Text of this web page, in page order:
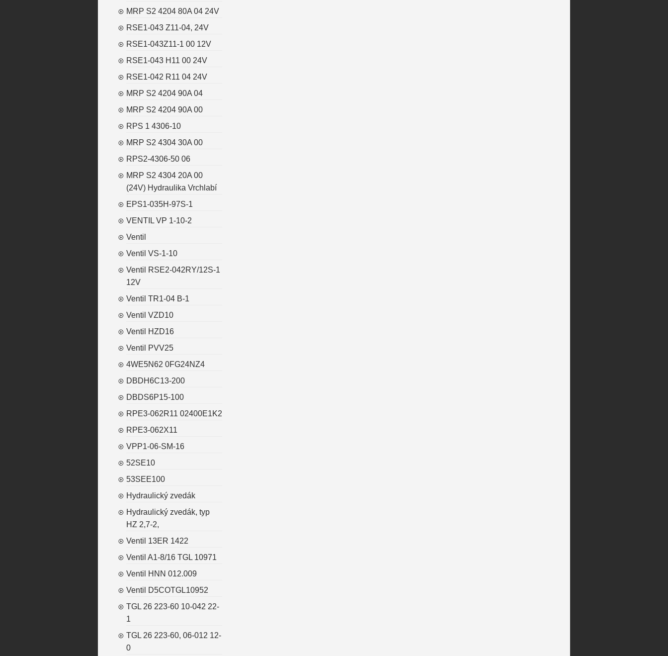
MRP S2 4204 80A 04 24V
RSE1-043 Z11-04, 24V
RSE1-043Z11-1 00 12V
RSE1-043 H11 00 24V
RSE1-042 R11 04 24V
MRP S2 4204 90A 04
MRP S2 4204 90A 00
RPS 1 4306-10
MRP S2 4304 30A 00
RPS2-4306-50 06
MRP S2 4304 20A 00
(24V) Hydraulika Vrchlabí
EPS1-035H-97S-1
VENTIL VP 1-10-2
Ventil
Ventil VS-1-10
Ventil RSE2-042RY/12S-1
12V
Ventil TR1-04 B-1
Ventil VZD10
Ventil HZD16
Ventil PVV25
4WE5N62 0FG24NZ4
DBDH6C13-200
DBDS6P15-100
RPE3-062R11 02400E1K2
RPE3-062X11
VPP1-06-SM-16
52SE10
53SEE100
Hydraulický zvedák
Hydraulický zvedák, typ
HZ 2,7-2,
Ventil 13ER 1422
Ventil A1-8/16 TGL 10971
Ventil HNN 012.009
Ventil D5COTGL10952
TGL 26 223-60 10-042 22-
1
TGL 26 223-60, 06-012 12-
0